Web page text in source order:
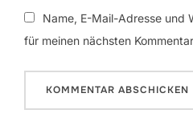
Name, E-Mail-Adresse und
für meinen nächsten